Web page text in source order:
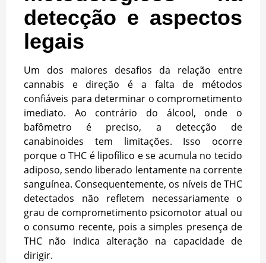
detecção e aspectos
legais
Um dos maiores desafios da relação entre
cannabis e direção é a falta de métodos
confiáveis para determinar o comprometimento
imediato. Ao contrário do álcool, onde o
bafômetro é preciso, a detecção de
canabinoides tem limitações. Isso ocorre
porque o THC é lipofílico e se acumula no tecido
adiposo, sendo liberado lentamente na corrente
sanguínea. Consequentemente, os níveis de THC
detectados não refletem necessariamente o
grau de comprometimento psicomotor atual ou
o consumo recente, pois a simples presença de
THC não indica alteração na capacidade de
dirigir.